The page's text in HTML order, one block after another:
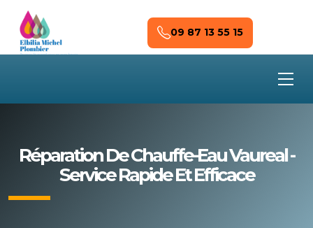
Skip to main content
09 87 13 55 15
Réparation De Chauffe-Eau Vaureal -
Service Rapide Et Efficace